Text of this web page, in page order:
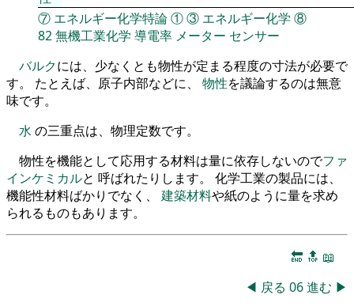
⑦ エネルギー化学特論①③ エネルギー化学 ⑧
82無機工業化学 導電率 メーター センサー
バルクには、少なくとも物性が定まる程度の寸法が必要で
す。 たとえば、原子内部などに、 物性を議論するのは無意
味です。
水 の三重点は、物理定数です。
物性を機能として応用する材料は量に依存しないのでファ
インケミカルと 呼ばれたりします。 化学工業の製品には、
機能性材料ばかりでなく、 建築材料や紙のように量を求め
られるものもあります。
🔚 🔝 📖
◀ 戻る 06進む ▶